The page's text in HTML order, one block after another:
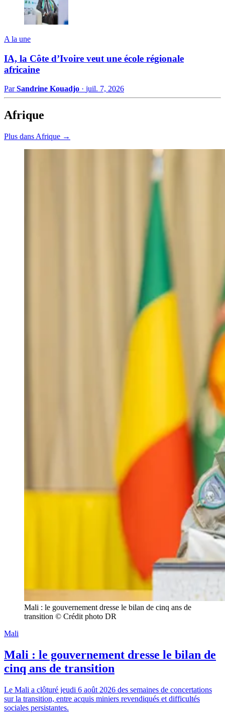
A la une
IA, la Côte d’Ivoire veut une école régionale
africaine
ParSandrine Kouadjo · juil. 7, 2026
Afrique
Plus dans Afrique →
Mali : le gouvernement dresse le bilan de cinq ans de
transition © Crédit photo DR
Mali
Mali : le gouvernement dresse le bilan de
cinq ans de transition
Le Mali a clôturé jeudi 6 août 2026 des semaines de concertations
sur la transition, entre acquis miniers revendiqués et difficultés
sociales persistantes.